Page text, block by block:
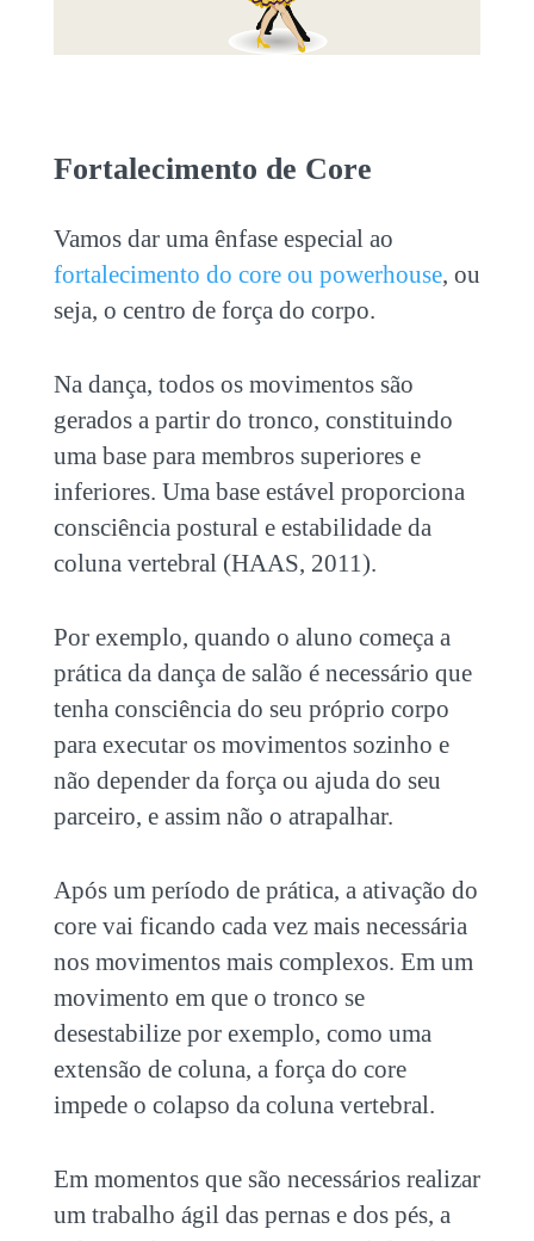
Fortalecimento de Core
Vamos dar uma ênfase especial ao
fortalecimento do core ou powerhouse, ou
seja, o centro de força do corpo.
Na dança, todos os movimentos são
gerados a partir do tronco, constituindo
uma base para membros superiores e
inferiores. Uma base estável proporciona
consciência postural e estabilidade da
coluna vertebral (HAAS, 2011).
Por exemplo, quando o aluno começa a
prática da dança de salão é necessário que
tenha consciência do seu próprio corpo
para executar os movimentos sozinho e
não depender da força ou ajuda do seu
parceiro, e assim não o atrapalhar.
Após um período de prática, a ativação do
core vai ficando cada vez mais necessária
nos movimentos mais complexos. Em um
movimento em que o tronco se
desestabilize por exemplo, como uma
extensão de coluna, a força do core
impede o colapso da coluna vertebral.
Em momentos que são necessários realizar
um trabalho ágil das pernas e dos pés, a